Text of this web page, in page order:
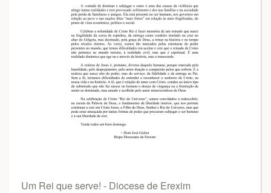
Um Rei que serve! - Diocese de Erexim